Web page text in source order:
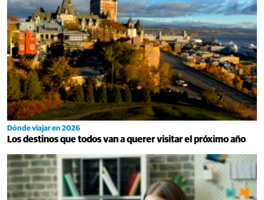
Dónde viajar en 2026
Los destinos que todos van a querer visitar el próximo año